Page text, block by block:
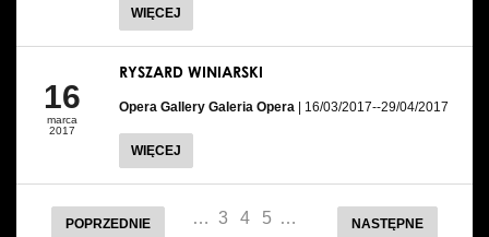
WIĘCEJ
16
marca
2017
RYSZARD WINIARSKI
Opera Gallery Galeria Opera | 16/03/2017--29/04/2017
WIĘCEJ
POPRZEDNIE … 3 4 5 … NASTĘPNE